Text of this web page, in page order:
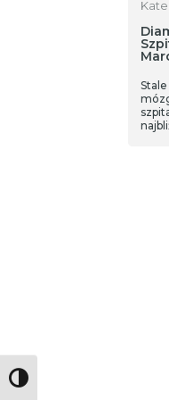
Toggle High Contrast